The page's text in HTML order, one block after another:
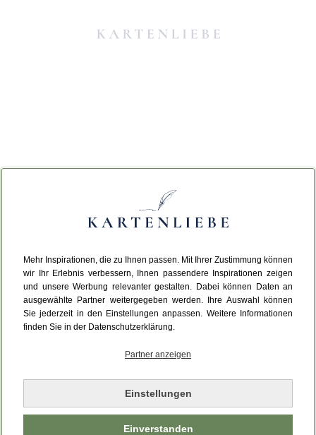
Mehr Inspirationen, die zu Ihnen passen. Mit Ihrer Zustimmung können
wir Ihr Erlebnis verbessern, Ihnen passendere Inspirationen zeigen
und unsere Werbung relevanter gestalten. Dabei können Daten an
ausgewählte Partner weitergegeben werden. Ihre Auswahl können
Sie jederzeit in den Einstellungen anpassen. Weitere Informationen
finden Sie in der Datenschutzerklärung.
Partner anzeigen
Einstellungen
Einverstanden
Da ist etwas schiefgelaufen.
Leider ist ein technischer Fehler aufgetreten.
Bitte laden Sie die Seite neu.